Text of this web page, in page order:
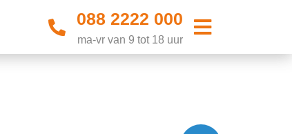
088 2222 000
ma-vr van 9 tot 18 uur